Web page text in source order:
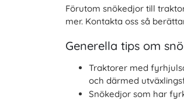
Förutom snökedjor till
mer. Kontakta oss så
Generella tips om
Traktorer med
och därmed
Snökedjor som har